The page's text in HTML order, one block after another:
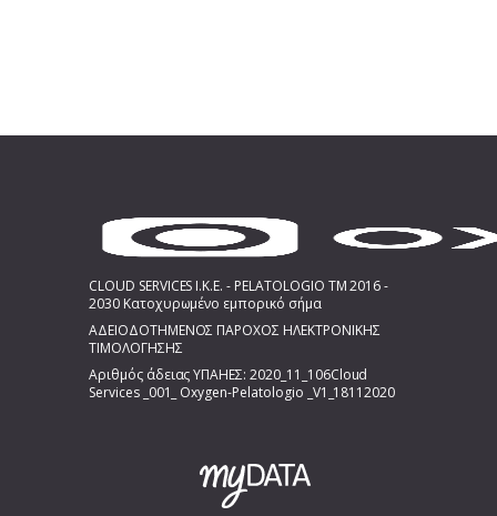
CLOUD SERVICES I.K.E. - PELATOLOGIO TM 2016 -
2030 Κατοχυρωμένο εμπορικό σήμα
ΑΔΕΙΟΔΟΤΗΜΕΝΟΣ ΠΑΡΟΧΟΣ ΗΛΕΚΤΡΟΝΙΚΗΣ
ΤΙΜΟΛΟΓΗΣΗΣ
Αριθμός άδειας ΥΠΑΗΕΣ: 2020_11_106Cloud
Services _001_ Oxygen-Pelatologio _V1_18112020